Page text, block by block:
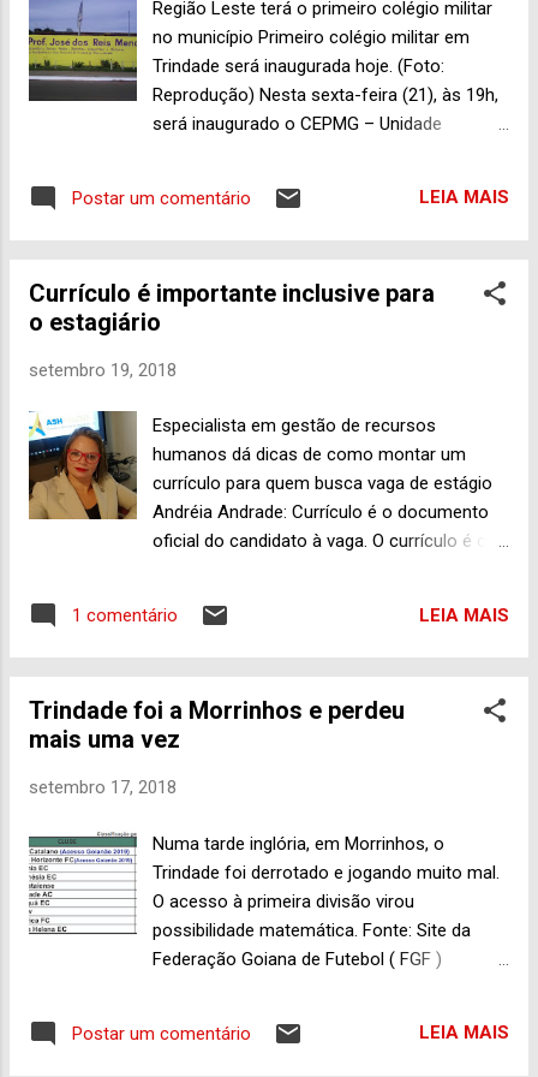
poder público, a Prefeitura Municipal, mas,
também, à população que não está nem aí
para a conservação deste importante
manancial de água para os trindadenses que
não param de aumentar, enquanto que, por
hídricos estão diminuindo, vários deles,
conservação dos leitos dos rio...
Região Leste terá o primeiro colégio militar
no município Primeiro colégio militar em
Trindade será inaugurada hoje. (Foto:
Reprodução) Nesta sexta-feira (21), às 19h,
será inaugurado o CEPMG – Unidade
Trindade (GO). Na direção daquela unidade
educacional estará o Tenente-Coronel PM
semana, deve acontecer a inauguração da
Unidade Castelo Branco, no Setor Oeste,
Tenente-Coronel PM José Martins.
Postar um comentário LEIA MAIS
Currículo é importante inclusive para
o estagiário
setembro 19, 2018
Especialista em gestão de recursos
humanos dá dicas de como montar um
currículo para quem busca vaga de estágio
Andréia Andrade: Currículo é o documento
oficial do candidato à vaga. O currículo é o
empregadores no mercado. Algo muito
semelhante ocorre com o estudante que
com esse documento que o jovem diz às
empresas que tem interesse em estagiar.
produzir este documento é necessária,
estudante a montar seu currículo, falamos
com Andréia Andrade, diretora de negócios
da ASH Talentos , buscando orientações
sobre a melhor forma de agir quando se
busca espaço como estagiário. Veja a
papo, com exclusividade, nas dicas de quem
1 comentário LEIA MAIS
Trindade foi a Morrinhos e perdeu
mais uma vez
setembro 17, 2018
Numa tarde inglória, em Morrinhos, o
Trindade foi derrotado e jogando muito mal.
O acesso à primeira divisão virou
possibilidade matemática. Fonte: Site da
Federação Goiana de Futebol ( FGF )
Rafinha, podem até estar querendo levar o
Postar um comentário LEIA MAIS